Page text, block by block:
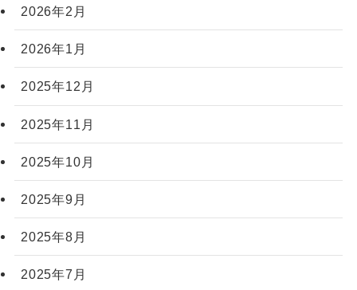
2026年2月
2026年1月
2025年12月
2025年11月
2025年10月
2025年9月
2025年8月
2025年7月